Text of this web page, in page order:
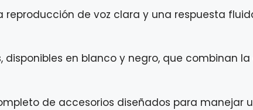
de voz clara y una respuesta
en blanco y negro, que combinan
de accesorios diseñados para manejar